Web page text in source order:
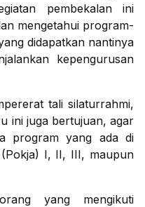
pembekalan ini
mengetahui program-
didapatkan nantinya
kepengurusan
tali silaturrahmi,
ini juga bertujuan, agar
program yang ada di
I, II, III, maupun
yang mengikuti